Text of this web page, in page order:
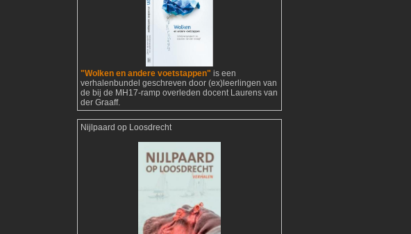
"Wolken en andere voetstappen" is een
verhalenbundel geschreven door (ex)leerlingen van
de bij de MH17-ramp overleden docent Laurens van
der Graaff.
Nijlpaard op Loosdrecht